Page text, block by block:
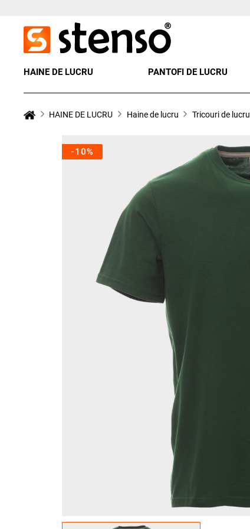
HAINE DE LUCRU PANTOFI DE LUCRU
HAINE DE LUCRU Haine de lucru Tricouri de lucru
-10%